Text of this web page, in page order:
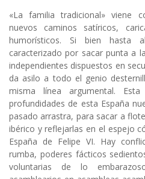
«La familia tradicional» viene
nuevos caminos satíricos,
humorísticos. Si bien hasta
caracterizado por sacar punta a
independientes dispuestos en
da asilo a todo el genio
misma línea argumental.
profundidades de esta España
pasado arrastra, para sacar a
ibérico y reflejarlas en el espejo
España de Felipe VI. Hay
rumba, poderes fácticos
voluntarias de lo